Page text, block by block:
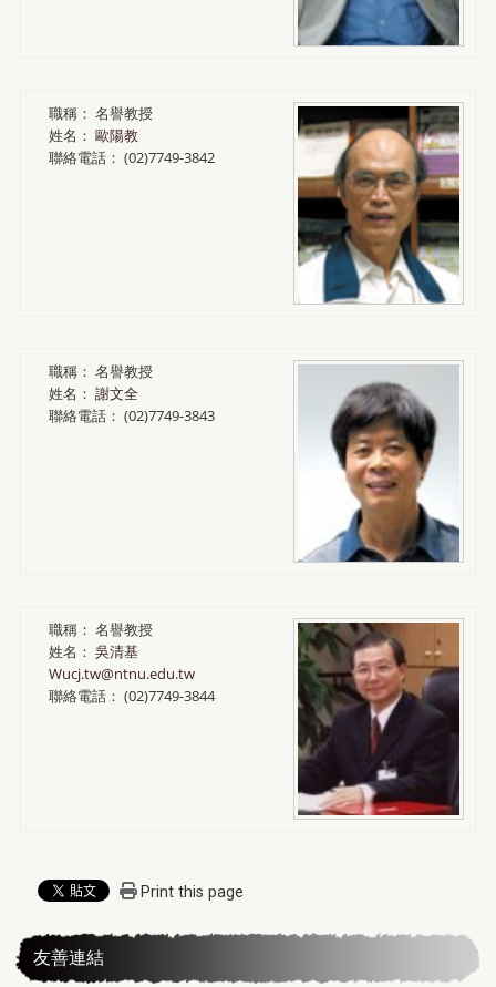
職稱： 名譽教授
姓名： 歐陽教
聯絡電話： (02)7749-3842
職稱： 名譽教授
姓名： 謝文全
聯絡電話： (02)7749-3843
職稱： 名譽教授
姓名： 吳清基
Wucj.tw@ntnu.edu.tw
聯絡電話： (02)7749-3844
Print this page
友善連結